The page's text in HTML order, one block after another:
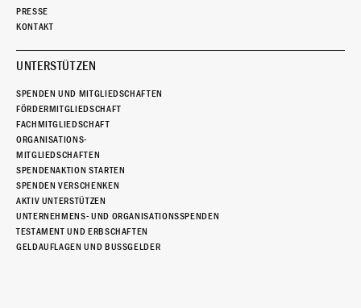
PRESSE
KONTAKT
UNTERSTÜTZEN
SPENDEN UND MITGLIEDSCHAFTEN
FÖRDERMITGLIEDSCHAFT
FACHMITGLIEDSCHAFT
ORGANISATIONS-
MITGLIEDSCHAFTEN
SPENDENAKTION STARTEN
SPENDEN VERSCHENKEN
AKTIV UNTERSTÜTZEN
UNTERNEHMENS- UND ORGANISATIONSSPENDEN
TESTAMENT UND ERBSCHAFTEN
GELDAUFLAGEN UND BUSSGELDER